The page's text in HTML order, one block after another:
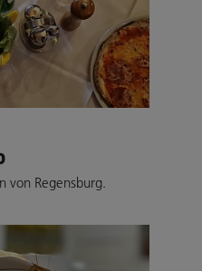
von Regensburg.